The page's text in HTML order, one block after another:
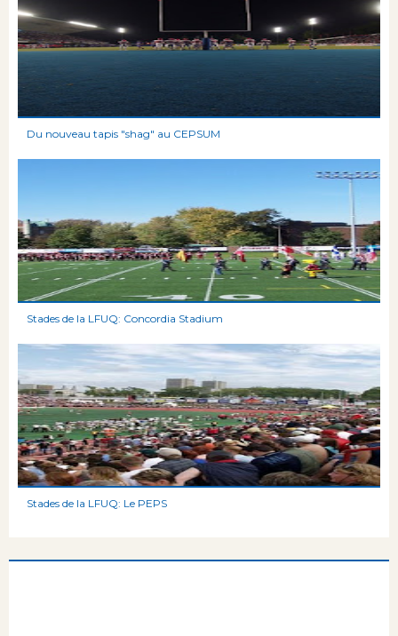
Du nouveau tapis "shag" au CEPSUM
Stades de la LFUQ: Concordia Stadium
Stades de la LFUQ: Le PEPS